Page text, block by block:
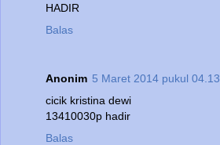
HADIR
Balas
Anonim 5 Maret 2014 pukul 04.13
cicik kristina dewi
13410030p hadir
Balas